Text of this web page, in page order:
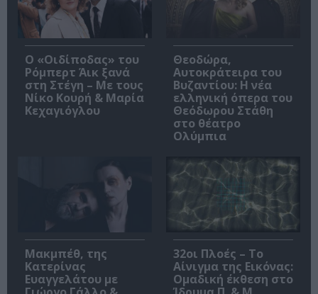
O «Οιδίποδας» του
Ρόμπερτ Άικ ξανά
στη Στέγη – Με τους
Νίκο Κουρή & Μαρία
Κεχαγιόγλου
Θεοδώρα,
Αυτοκράτειρα του
Βυζαντίου: Η νέα
ελληνική όπερα του
Θεόδωρου Στάθη
στο θέατρο
Ολύμπια
Μακμπέθ, της
Κατερίνας
Ευαγγελάτου με
32οι Πλοές – Το
Αίνιγμα της Εικόνας:
Ομαδική έκθεση στο